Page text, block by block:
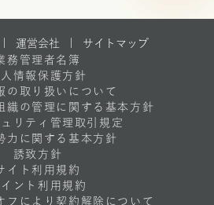
運営会社
サイトマップ
務管理者名簿
情報保護方針
の取り扱いについて
織の管理に関する基本方針
リティ管理取引規定
力に関する基本方針
誘致方針
イト利用規約
ント利用規約
フにより契約解除について